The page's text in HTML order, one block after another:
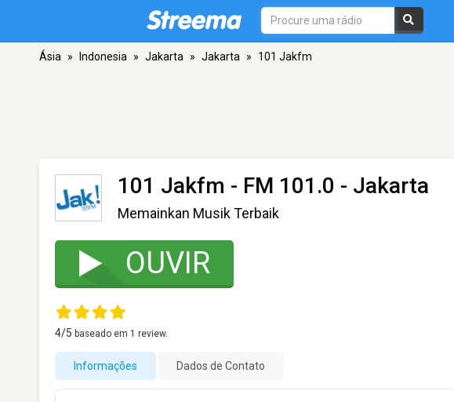
Ásia » Indonesia » Jakarta » Jakarta » 101 Jakfm
101 Jakfm - FM 101.0 - Jakarta
Memainkan Musik Terbaik
OUVIR
4/5 baseado em 1 review.
Informações Dados de Contato